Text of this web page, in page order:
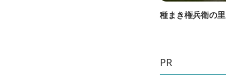
種まき権兵衛の里
PR